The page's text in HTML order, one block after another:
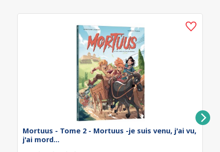
Mortuus - Tome 2 - Mortuus -je suis venu, j'ai vu,
j'ai mord...